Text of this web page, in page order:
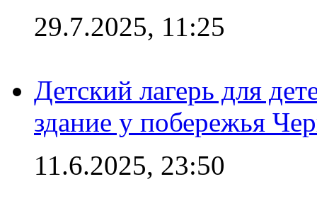
29.7.2025, 11:25
Детский лагерь для
здание у побережья
11.6.2025, 23:50